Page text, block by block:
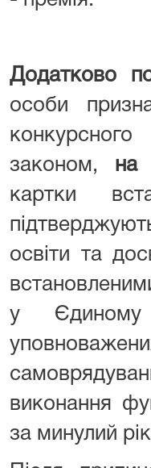
Додатково
особи
законом, на
картки
освіти та
у Єдиному
виконання
за минулий